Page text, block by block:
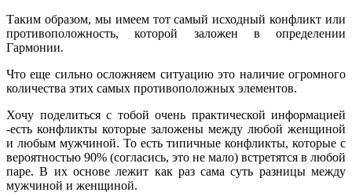
Таким образом, мы имеем тот самый исходный конфликт или
противоположность, которой заложен в определении
Гармонии.
Что еще сильно осложняем ситуацию это наличие огромного
количества этих самых противоположных элементов.
Хочу поделиться с тобой очень практической информацией
-есть конфликты которые заложены между любой женщиной
и любым мужчиной. То есть типичные конфликты, которые с
вероятностью 90% (согласись, это не мало) встретятся в любой
паре. В их основе лежит как раз сама суть разницы между
мужчиной и женщиной.